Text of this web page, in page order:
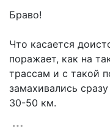
Браво!
Что касается
поражает, как на
трассам и с такой
замахивались
30-50 км.